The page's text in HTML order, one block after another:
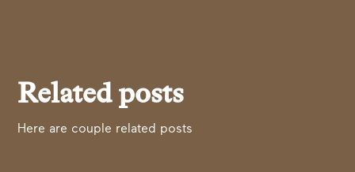
Related posts
Here are couple related posts